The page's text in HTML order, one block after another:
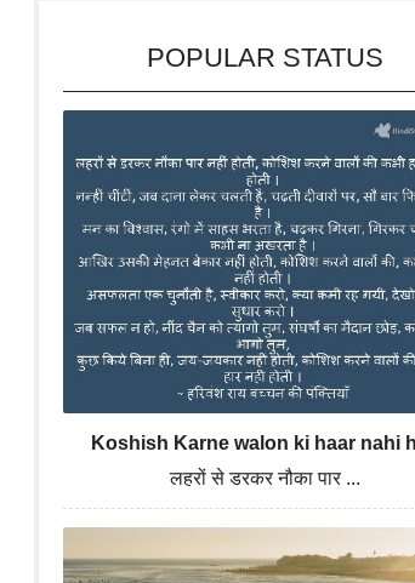
POPULAR STATUS
Koshish Karne walon ki haar nahi
लहरों से डरकर नौका पार ...